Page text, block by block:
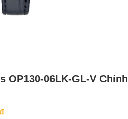
OP130-06LK-GL-V Chính
₫